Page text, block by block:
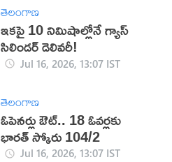
తెలంగాణ
ఇకపై 10 నిమిషాల్లోనే గ్యాస్
సిలిండర్ డెలివరీ!
Jul 16, 2026, 13:07 IST
తెలంగాణ
ఓపెనర్లు ఔట్‌.. 18 ఓవర్లకు
భారత్‌ స్కోరు 104/2
Jul 16, 2026, 13:07 IST